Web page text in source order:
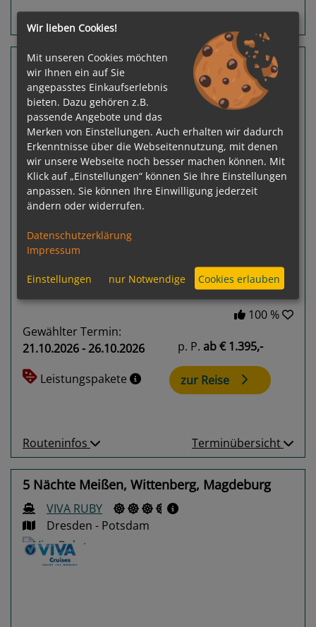
Routeninfos
5 Nächte Magdeburg, Wittenberg, Meißen
VIVA RUBY
Potsdam - Dresden
100 %
Gewählter Termin:
21.10.2026 - 26.10.2026
Leistungspakete
p. P. ab€ 1.395,-
zur Reise
Routeninfos Terminübersicht
5 Nächte Meißen, Wittenberg, Magdeburg
VIVA RUBY
Dresden - Potsdam
Wir lieben Cookies!
Mit unseren Cookies möchten
wir Ihnen ein auf Sie
angepasstes Einkaufserlebnis
bieten. Dazu gehören z.B.
passende Angebote und das
Merken von Einstellungen. Auch erhalten wir dadurch
Erkenntnisse über die Webseitennutzung, mit denen
wir unsere Webseite noch besser machen können. Mit
Klick auf „Einstellungen“ können Sie Ihre Einstellungen
anpassen. Sie können Ihre Einwilligung jederzeit
ändern oder widerrufen.
Datenschutzerklärung
Impressum
Einstellungen nur Notwendige Cookies erlauben